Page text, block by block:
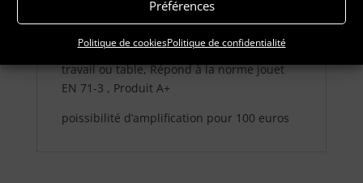
Préférences
Politique de cookiesPolitique de confidentialité
normes : Gold label pour un intérieur de
alimentaire pour une utilisation en plan de
travail ou table, Répond à la norme jouet
EN 71-3 , Produit A+
poissibilité d’amplification pour 100 euros